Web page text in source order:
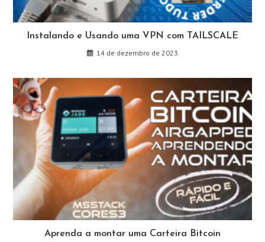
Instalando e Usando uma VPN com TAILSCALE
14 de dezembro de 2023
Aprenda a montar uma Carteira Bitcoin